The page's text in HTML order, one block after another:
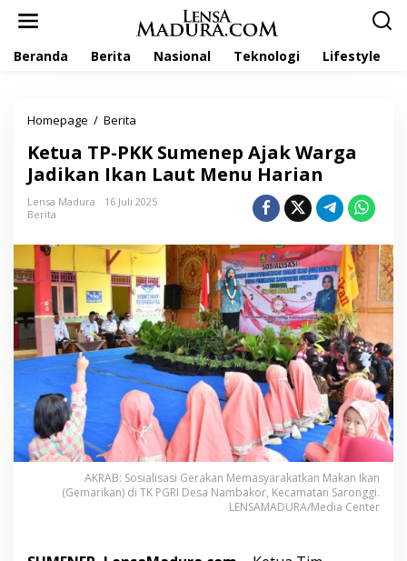
Beranda Berita Nasional Teknologi Lifestyle
Homepage / Berita
t
u
a
T
P
K
K
S
u
m
e
n
e
p
A
j
a
k
W
a
Ketua TP-PKK Sumenep Ajak Warga
Jadikan Ikan Laut Menu Harian
Lensa Madura
16 Juli 2025
Berita
AKRAB: Sosialisasi Gerakan Memasyarakatkan Makan Ikan
(Gemarikan) di TK PGRI Desa Nambakor, Kecamatan Saronggi.
LENSAMADURA/Media Center